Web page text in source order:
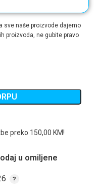
sve naše proizvode dajemo
proizvoda, ne gubite pravo
preko 150,00 KM!
u omiljene